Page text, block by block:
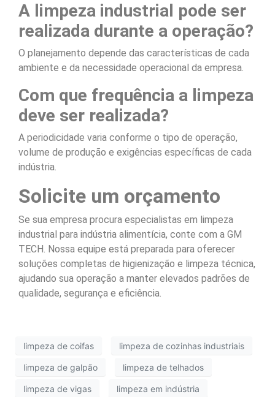
A limpeza industrial pode ser
realizada durante a operação?
O planejamento depende das características de cada
ambiente e da necessidade operacional da empresa.
Com que frequência a limpeza
deve ser realizada?
A periodicidade varia conforme o tipo de operação,
volume de produção e exigências específicas de cada
indústria.
Solicite um orçamento
Se sua empresa procura especialistas em limpeza
industrial para indústria alimentícia, conte com a GM
TECH. Nossa equipe está preparada para oferecer
soluções completas de higienização e limpeza técnica,
ajudando sua operação a manter elevados padrões de
qualidade, segurança e eficiência.
limpeza de coifas limpeza de cozinhas industriais
limpeza de galpão limpeza de telhados
limpeza de vigas limpeza em indústria